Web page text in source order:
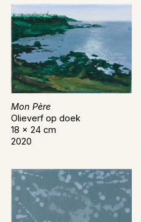
Mon Père
Olieverf op doek
18 x 24 cm
2020